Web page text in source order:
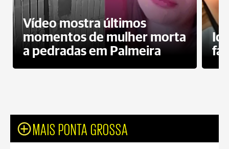
Vídeo mostra últimos
momentos de mulher morta
a pedradas em Palmeira
MAIS PONTA GROSSA